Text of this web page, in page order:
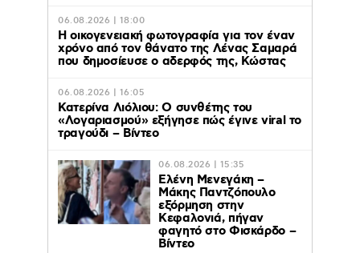
06.08.2026 | 18:00
Η οικογενειακή φωτογραφία για τον έναν
χρόνο από τον θάνατο της Λένας Σαμαρά
που δημοσίευσε ο αδερφός της, Κώστας
06.08.2026 | 16:05
Κατερίνα Λιόλιου: Ο συνθέτης του
«Λογαριασμού» εξήγησε πώς έγινε viral το
τραγούδι – Βίντεο
06.08.2026 | 15:35
Ελένη Μενεγάκη –
Μάκης Παντζόπουλο
εξόρμηση στην
Κεφαλονιά, πήγαν
φαγητό στο Φισκάρδο –
Βίντεο